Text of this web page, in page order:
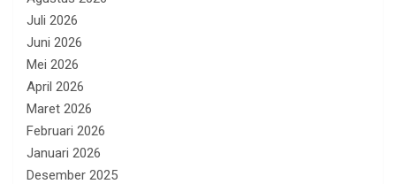
Juli 2026
Juni 2026
Mei 2026
April 2026
Maret 2026
Februari 2026
Januari 2026
Desember 2025